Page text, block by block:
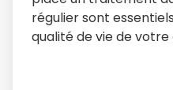
régulier sont
qualité de vie de votre